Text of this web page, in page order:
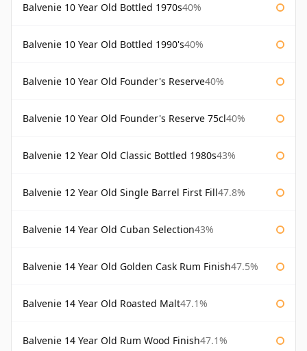
Balvenie 10 Year Old Bottled 1970s40%
Balvenie 10 Year Old Bottled 1990's40%
Balvenie 10 Year Old Founder's Reserve40%
Balvenie 10 Year Old Founder's Reserve 75cl40%
Balvenie 12 Year Old Classic Bottled 1980s43%
Balvenie 12 Year Old Single Barrel First Fill47.8%
Balvenie 14 Year Old Cuban Selection43%
Balvenie 14 Year Old Golden Cask Rum Finish47.5%
Balvenie 14 Year Old Roasted Malt47.1%
Balvenie 14 Year Old Rum Wood Finish47.1%